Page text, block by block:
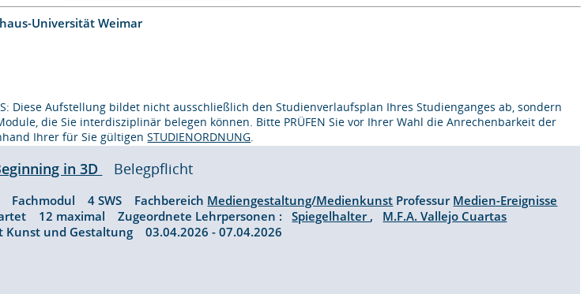
Universität Weimar
Diese Aufstellung bildet nicht ausschließlich den Studienverlaufsplan Ihres Studienganges ab, sondern
die Sie interdisziplinär belegen können. Bitte PRÜFEN Sie vor Ihrer Wahl die Anrechenbarkeit der
Ihrer für Sie gültigenSTUDIENORDNUNG
in 3D Belegpflicht
Fachmodul 4 SWS Fachbereich Mediengestaltung/Medienkunst Professur Medien-Ereignisse
12 maximal Zugeordnete Lehrpersonen :Spiegelhalter , M.F.A. Vallejo Cuartas
und Gestaltung 03.04.2026 - 07.04.2026